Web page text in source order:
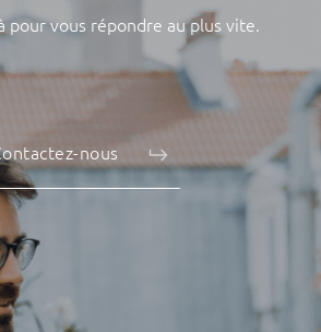
pour vous répondre au plus vite.
nous